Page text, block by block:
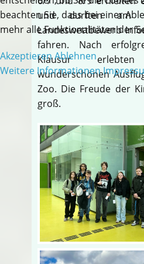
und durften am
Landeswettbewerb
fahren. Nach
Klausur
wunderschönen
Zoo. Die Freude der
groß.
beachten Sie, dass bei einer
mehr alle Funktionalitäten der
AkzeptierenAblehnen
Weitere Informationen